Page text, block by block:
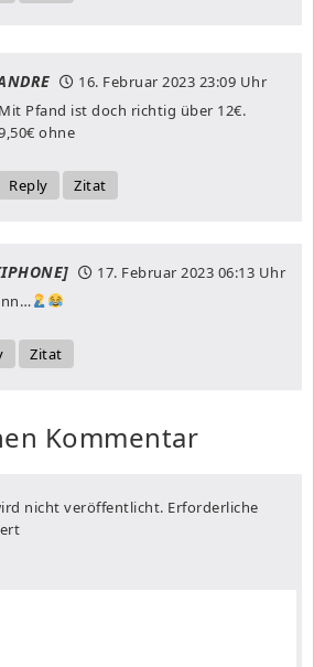
16. Februar 2023 23:09 Uhr
Mit Pfand ist doch richtig über 12€.
ohne
Reply Zitat
17. Februar 2023 06:13 Uhr
Zitat
Kommentar
nicht veröffentlicht. Erforderliche